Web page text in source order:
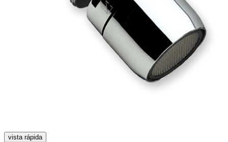
vista rápida